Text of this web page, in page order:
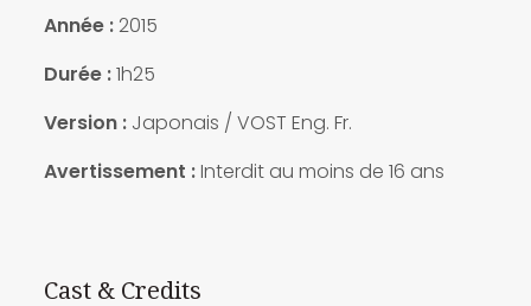
Année :2015
Durée :1h25
Version :Japonais / VOST Eng. Fr.
Avertissement :Interdit au moins de 16 ans
Cast & Credits